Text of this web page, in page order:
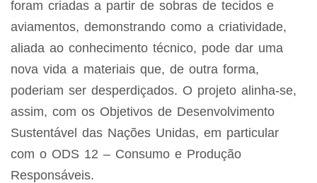
foram criadas a partir de sobras de tecidos e
aviamentos, demonstrando como a criatividade,
aliada ao conhecimento técnico, pode dar uma
nova vida a materiais que, de outra forma,
poderiam ser desperdiçados. O projeto alinha-se,
assim, com os Objetivos de Desenvolvimento
Sustentável das Nações Unidas, em particular
com o ODS 12 – Consumo e Produção
Responsáveis.